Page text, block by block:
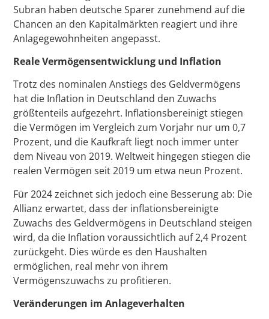
Subran haben deutsche Sparer zunehmend auf die
Chancen an den Kapitalmärkten reagiert und ihre
Anlagegewohnheiten angepasst.
Reale Vermögensentwicklung und Inflation
Trotz des nominalen Anstiegs des Geldvermögens
hat die Inflation in Deutschland den Zuwachs
größtenteils aufgezehrt. Inflationsbereinigt stiegen
die Vermögen im Vergleich zum Vorjahr nur um 0,7
Prozent, und die Kaufkraft liegt noch immer unter
dem Niveau von 2019. Weltweit hingegen stiegen die
realen Vermögen seit 2019 um etwa neun Prozent.
Für 2024 zeichnet sich jedoch eine Besserung ab: Die
Allianz erwartet, dass der inflationsbereinigte
Zuwachs des Geldvermögens in Deutschland steigen
wird, da die Inflation voraussichtlich auf 2,4 Prozent
zurückgeht. Dies würde es den Haushalten
ermöglichen, real mehr von ihrem
Vermögenszuwachs zu profitieren.
Veränderungen im Anlageverhalten